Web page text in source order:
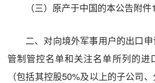
（三）原产于中国的本公告附件
二、对向境外军事用户的出口
管制管控名单和关注名单所列的进
（包括其控股50%及以上的子公司